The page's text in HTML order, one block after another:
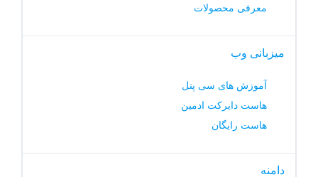
معرفی محصولات
میزبانی وب
آموزش های سی پنل
هاست دایرکت ادمین
هاست رایگان
دامنه